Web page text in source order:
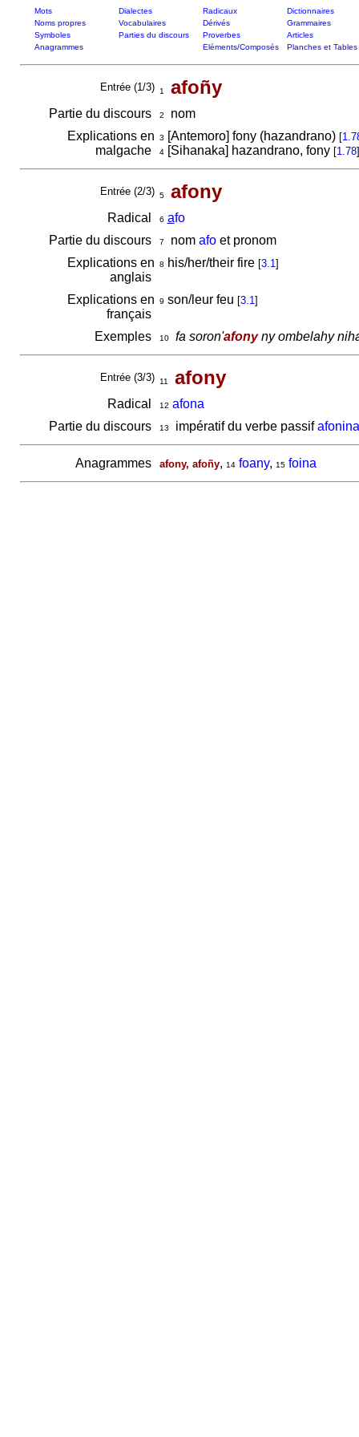
Mots Dialectes Radicaux
Dictionnaires
Noms propres
Vocabulaires Dérivés
Grammaires
Symboles
Parties du discours Proverbes
Articles
Anagrammes
Eléments/Composés Planches et Tables
Entrée (1/3) 1 afoñy
Partie du discours 2
nom
Explications en
malgache
3 [Antemoro] fony (hazandrano) [
4[Sihanaka] hazandrano, fony [1.78]
Entrée (2/3) 5 afony
Radical 6 afo
Partie du discours
7 nom afoet pronom
Explications en
anglais
8 his/her/their fire [3.1]
Explications en
français
9 son/leur feu [3.1]
Exemples 10 fa soron'afonyny ombelahy
Entrée (3/3) 11 afony
Radical 12 afona
Partie du discours
13 impératif du verbe passifafonina
Anagrammes afony, afoñy, 14 foany, 15 foina